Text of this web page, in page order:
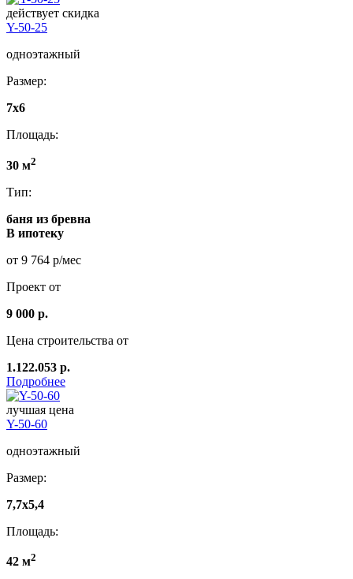
действует скидка
Y-50-25
одноэтажный
Размер:
7x6
Площадь:
30 м2
Тип:
баня из бревна
В ипотеку
от 9 764 р/мес
Проект от
9 000 р.
Цена строительства от
1.122.053 р.
Подробнее
лучшая цена
Y-50-60
одноэтажный
Размер:
7,7x5,4
Площадь:
42 м2